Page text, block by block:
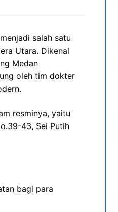
salah satu
Utara. Dikenal
Medan
oleh tim dokter
resminya, yaitu
43, Sei Putih
bagi para